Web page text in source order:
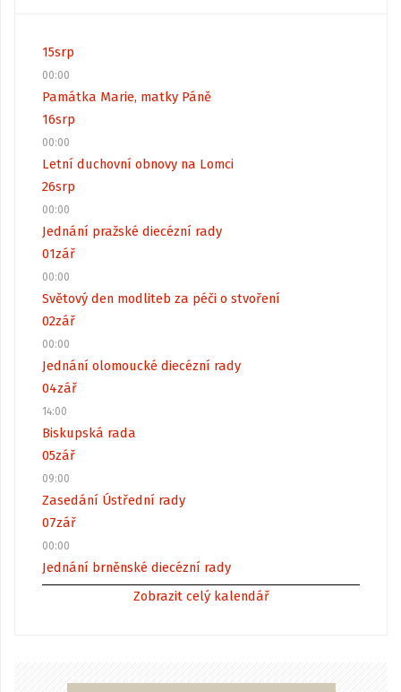
15srp
00:00
Památka Marie, matky Páně
16srp
00:00
Letní duchovní obnovy na Lomci
26srp
00:00
Jednání pražské diecézní rady
01zář
00:00
Světový den modliteb za péči o stvoření
02zář
00:00
Jednání olomoucké diecézní rady
04zář
14:00
Biskupská rada
05zář
09:00
Zasedání Ústřední rady
07zář
00:00
Jednání brněnské diecézní rady
Zobrazit celý kalendář